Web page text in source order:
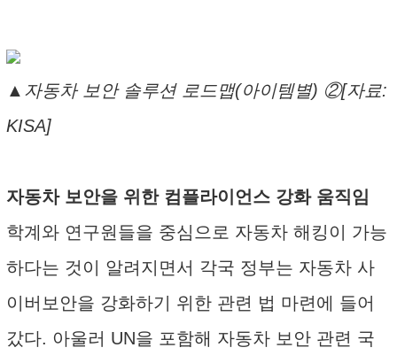
▲자동차 보안 솔루션 로드맵(아이템별) ②[자료:
KISA]
자동차 보안을 위한 컴플라이언스 강화 움직임
학계와 연구원들을 중심으로 자동차 해킹이 가능
하다는 것이 알려지면서 각국 정부는 자동차 사
이버보안을 강화하기 위한 관련 법 마련에 들어
갔다. 아울러 UN을 포함해 자동차 보안 관련 국